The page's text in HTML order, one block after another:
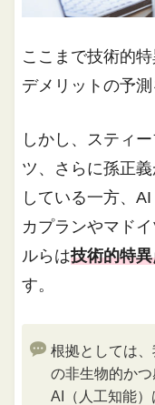
ここまで技術的
デメリットの予測
しかし、スティ
ツ、さらに孫正
している一方、
カプランやマド
ルらは技術的特
す。
根拠としては
の非生物的か
AI（人工知能